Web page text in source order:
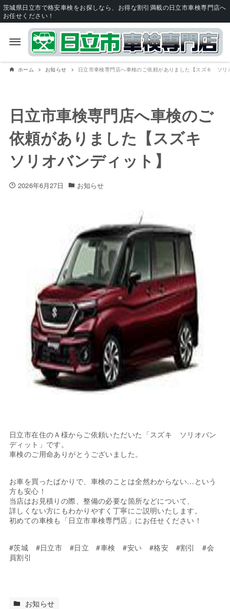
茨城県日立市で格安車検をお探しなら、お得な割引満載の日立市車検専門店へ
お任せください！
ホーム お知らせ 日立市車検専門店へ車検のご依頼がありました【スズキ ソリ
日立市車検専門店へ車検のご
依頼がありました【スズキ
ソリオバンディット】
2026年6月27日 お知らせ
日立市在住のＡ様からご依頼いただいた「スズキ ソリオバン
ディット」です。
車検のご用命ありがとうございました。
お車を買ったばかりで、車検のことは全然わからない…という
方も安心！
当店はお見積りの際、整備の必要な箇所などについて、
詳しくない方にもわかりやすく丁寧にご説明いたします。
初めての車検も「日立市車検専門店」にお任せください！
#茨城 #日立市 #日立 #車検 #安い #格安 #割引 #会
員割引
お知らせ